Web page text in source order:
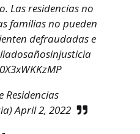
Las residencias no
familias no pueden
defraudadas e
April 2, 2022